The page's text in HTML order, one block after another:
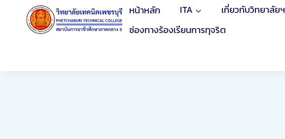
content
หน้าหลัก ITA เกี่ยวกับวิทยาลัยฯ
ช่องทางร้องเรียนการทุจริต